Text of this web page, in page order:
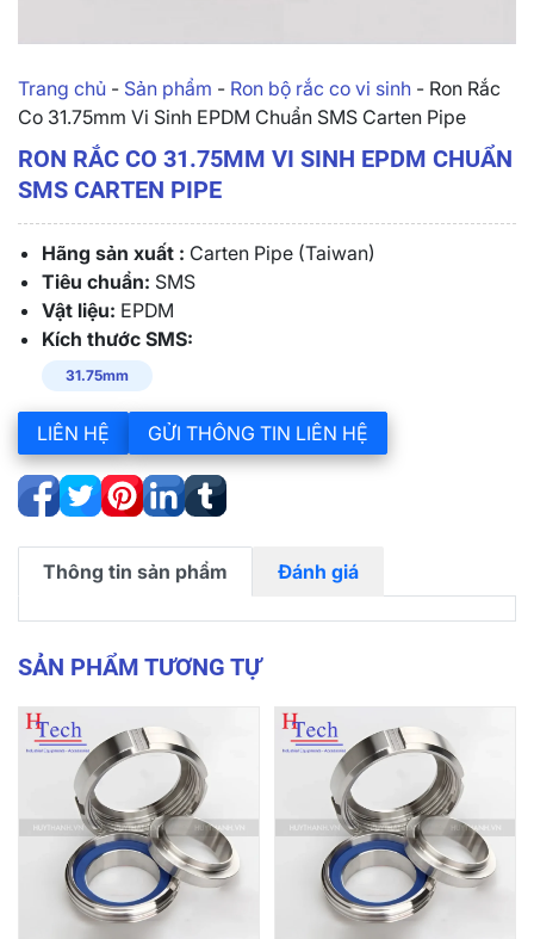
Trang chủ - Sản phẩm - Ron bộ rắc co vi sinh - Ron Rắc
Co 31.75mm Vi Sinh EPDM Chuẩn SMS Carten Pipe
RON RẮC CO 31.75MM VI SINH EPDM CHUẨN
SMS CARTEN PIPE
Hãng sản xuất : Carten Pipe (Taiwan)
Tiêu chuẩn: SMS
Vật liệu: EPDM
Kích thước SMS:
31.75mm
LIÊN HỆ GỬI THÔNG TIN LIÊN HỆ
Thông tin sản phẩm Đánh giá
SẢN PHẨM TƯƠNG TỰ